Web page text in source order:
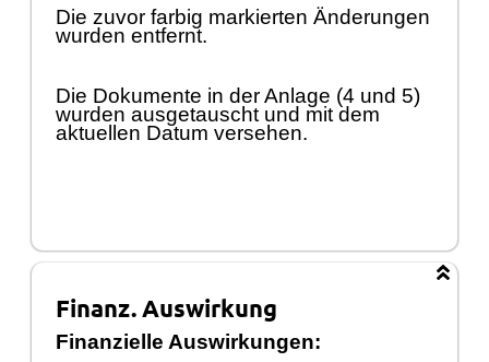
Die zuvor farbig markierten Änderungen
wurden entfernt.
Die Dokumente in der Anlage (4 und 5)
wurden ausgetauscht und mit dem
aktuellen Datum versehen.
Finanz. Auswirkung
Finanzielle Auswirkungen: